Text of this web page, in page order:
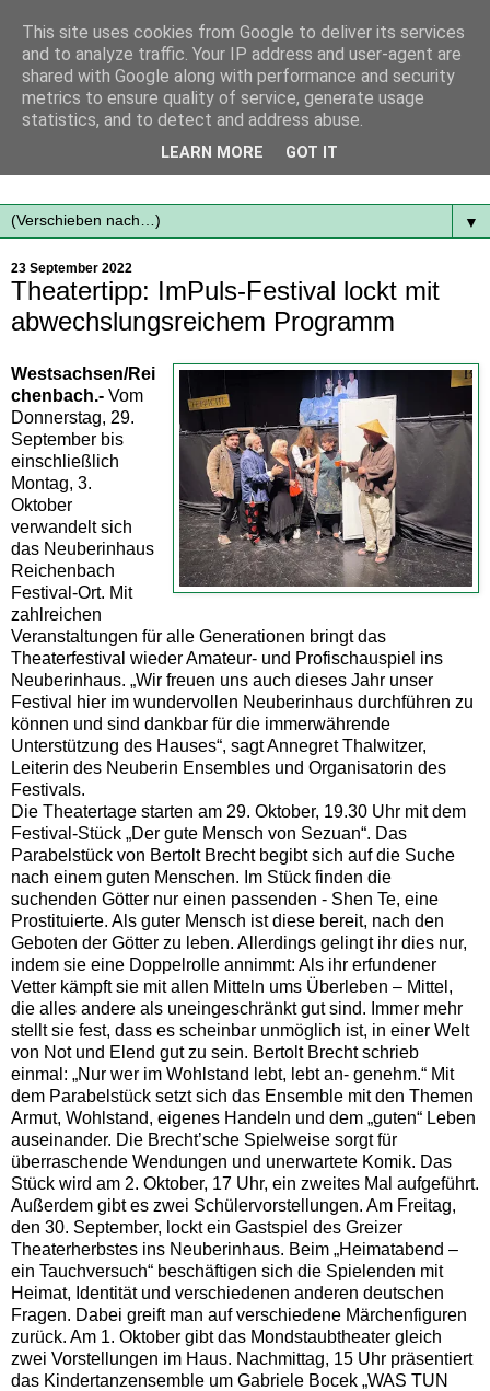
Mit frischen Themen aus der Region immer auf dem
▼
23 September 2022
Theatertipp: ImPuls-Festival lockt mit
abwechslungsreichem Programm
Westsachsen/Rei
chenbach.- Vom
Donnerstag, 29.
September bis
einschließlich
Montag, 3.
Oktober
verwandelt sich
das Neuberinhaus
Reichenbach
Festival-Ort. Mit
zahlreichen
Veranstaltungen für alle Generationen bringt das
Theaterfestival wieder Amateur- und Profischauspiel ins
Neuberinhaus. „Wir freuen uns auch dieses Jahr unser
Festival hier im wundervollen Neuberinhaus durchführen zu
können und sind dankbar für die immerwährende
Unterstützung des Hauses“, sagt Annegret Thalwitzer,
Leiterin des Neuberin Ensembles und Organisatorin des
Festivals.
Die Theatertage starten am 29. Oktober, 19.30 Uhr mit dem
Festival-Stück „Der gute Mensch von Sezuan“. Das
Parabelstück von Bertolt Brecht begibt sich auf die Suche
nach einem guten Menschen. Im Stück finden die
suchenden Götter nur einen passenden - Shen Te, eine
Prostituierte. Als guter Mensch ist diese bereit, nach den
Geboten der Götter zu leben. Allerdings gelingt ihr dies nur,
indem sie eine Doppelrolle annimmt: Als ihr erfundener
Vetter kämpft sie mit allen Mitteln ums Überleben – Mittel,
die alles andere als uneingeschränkt gut sind. Immer mehr
stellt sie fest, dass es scheinbar unmöglich ist, in einer Welt
von Not und Elend gut zu sein. Bertolt Brecht schrieb
einmal: „Nur wer im Wohlstand lebt, lebt an- genehm.“ Mit
dem Parabelstück setzt sich das Ensemble mit den Themen
Armut, Wohlstand, eigenes Handeln und dem „guten“ Leben
auseinander. Die Brecht’sche Spielweise sorgt für
überraschende Wendungen und unerwartete Komik. Das
Stück wird am 2. Oktober, 17 Uhr, ein zweites Mal aufgeführt.
Außerdem gibt es zwei Schülervorstellungen. Am Freitag,
den 30. September, lockt ein Gastspiel des Greizer
Theaterherbstes ins Neuberinhaus. Beim „Heimatabend –
ein Tauchversuch“ beschäftigen sich die Spielenden mit
Heimat, Identität und verschiedenen anderen deutschen
Fragen. Dabei greift man auf verschiedene Märchenfiguren
zurück. Am 1. Oktober gibt das Mondstaubtheater gleich
zwei Vorstellungen im Haus. Nachmittag, 15 Uhr präsentiert
das Kindertanzensemble um Gabriele Bocek „WAS TUN
This site uses cookies from Google to deliver its services
and to analyze traffic. Your IP address and user-agent are
shared with Google along with performance and security
metrics to ensure quality of service, generate usage
statistics, and to detect and address abuse.
LEARN MORE GOT IT